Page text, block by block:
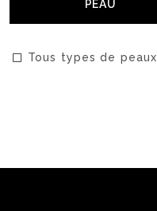
PEAU
Tous types de peaux